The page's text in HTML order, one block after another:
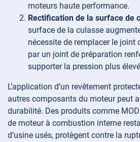
moteurs haute performance.
Rectification de la surface de
surface de la culasse
nécessite de remplacer le joint
par un joint de préparation
supporter la pression plus
L’application d’un revêtement
autres composants du moteur peut
durabilité. Des produits comme
de moteur à combustion interne
d’usine usés, protègent contre la